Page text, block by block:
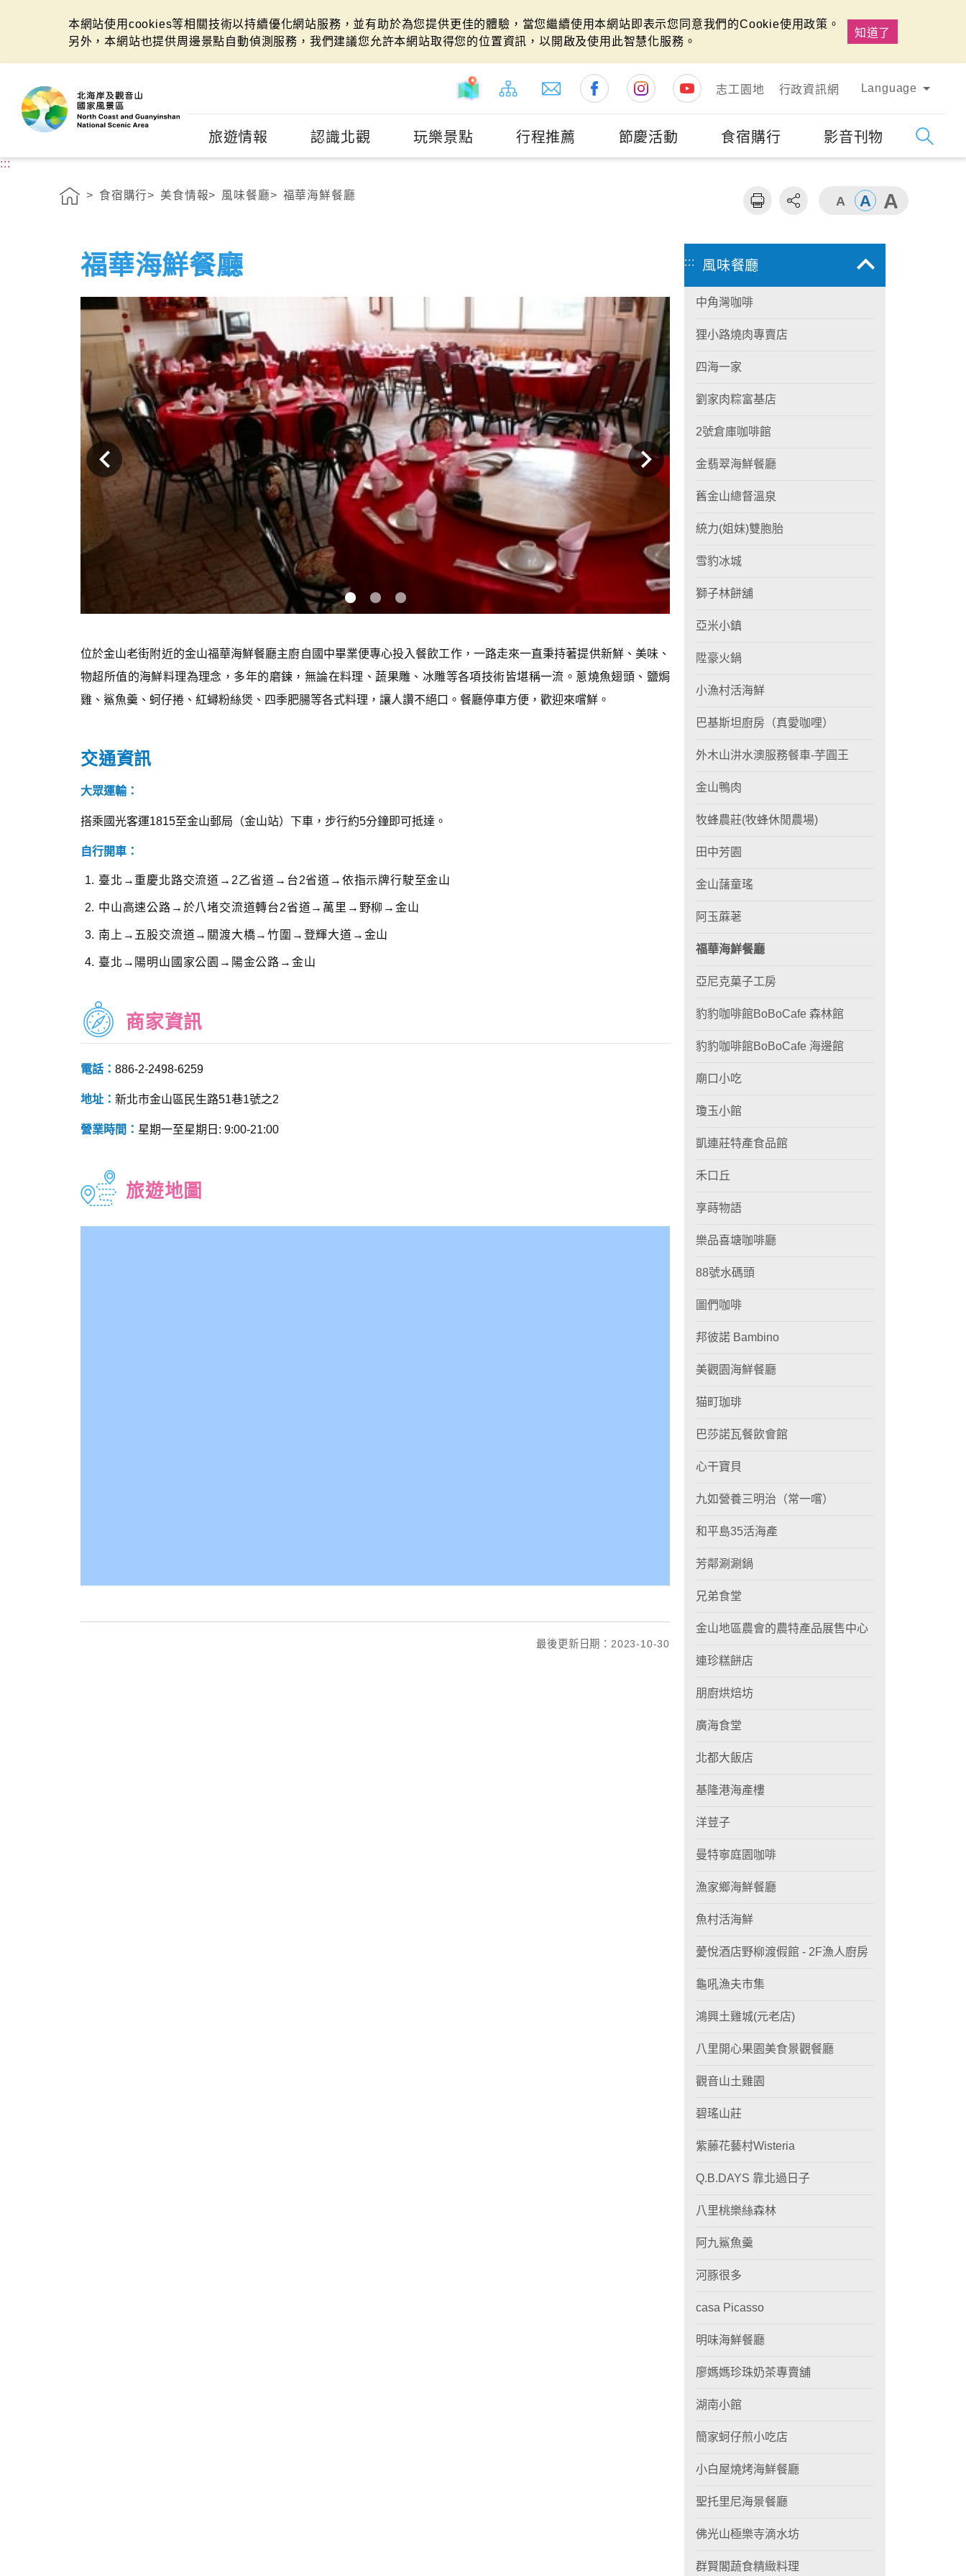
本網站使用cookies等相關技術以持續優化網站服務，並有助於為您提供更佳的體驗，當您繼續使用本網站即表示您同意我們的Cookie使用政策。
另外，本網站也提供周邊景點自動偵測服務，我們建議您允許本網站取得您的位置資訊，以開啟及使用此智慧化服務。
知道了
志工園地
行政資訊網 Language
旅遊情報 認識北觀 玩樂景點 行程推薦 節慶活動 食宿購行 影音刊物
:::
食宿購行 美食情報 風味餐廳 福華海鮮餐廳
福華海鮮餐廳
位於金山老街附近的金山福華海鮮餐廳主廚自國中畢業便專心投入餐飲工作，一路走來一直秉持著提供新鮮、美味、
物超所值的海鮮料理為理念，多年的磨鍊，無論在料理、蔬果雕、冰雕等各項技術皆堪稱一流。蔥燒魚翅頭、鹽焗
雞、鯊魚羹、蚵仔捲、紅蟳粉絲煲、四季肥腸等各式料理，讓人讚不絕口。餐廳停車方便，歡迎來嚐鮮。
交通資訊
大眾運輸：
搭乘國光客運1815至金山郵局（金山站）下車，步行約5分鐘即可抵達。
自行開車：
臺北→重慶北路交流道→2乙省道→台2省道→依指示牌行駛至金山
中山高速公路→於八堵交流道轉台2省道→萬里→野柳→金山
南上→五股交流道→關渡大橋→竹圍→登輝大道→金山
臺北→陽明山國家公園→陽金公路→金山
商家資訊
電話： 886-2-2498-6259
地址： 新北市金山區民生路51巷1號之2
營業時間： 星期一至星期日: 9:00-21:00
旅遊地圖
最後更新日期：2023-10-30
::: 風味餐廳
中角灣咖啡
狸小路燒肉專賣店
四海一家
劉家肉粽富基店
2號倉庫咖啡館
金翡翠海鮮餐廳
舊金山總督溫泉
統力(姐妹)雙胞胎
雪豹冰城
獅子林餅舖
亞米小鎮
陞豪火鍋
小漁村活海鮮
巴基斯坦廚房（真愛咖哩）
外木山汫水澳服務餐車-芋圓王
金山鴨肉
牧蜂農莊(牧蜂休閒農場)
田中芳園
金山藷童瑤
阿玉蔴荖
福華海鮮餐廳
亞尼克菓子工房
豹豹咖啡館BoBoCafe 森林館
豹豹咖啡館BoBoCafe 海邊館
廟口小吃
瓊玉小館
凱連莊特產食品館
禾口丘
享蒔物語
樂品喜塘咖啡廳
88號水碼頭
圖們咖啡
邦彼諾 Bambino
美觀園海鮮餐廳
猫町珈琲
巴莎諾瓦餐飲會館
心干寶貝
九如營養三明治（常一嚐）
和平島35活海產
芳鄰涮涮鍋
兄弟食堂
金山地區農會的農特產品展售中心
連珍糕餅店
朋廚烘焙坊
廣海食堂
北都大飯店
基隆港海產樓
洋荳子
曼特寧庭園咖啡
漁家鄉海鮮餐廳
魚村活海鮮
薆悅酒店野柳渡假館 - 2F漁人廚房
龜吼漁夫市集
鴻興土雞城(元老店)
八里開心果園美食景觀餐廳
觀音山土雞園
碧瑤山莊
紫藤花藝村Wisteria
Q.B.DAYS 靠北過日子
八里桃樂絲森林
阿九鯊魚羹
河豚很多
casa Picasso
明味海鮮餐廳
廖媽媽珍珠奶茶專賣舖
湖南小館
簡家蚵仔煎小吃店
小白屋燒烤海鮮餐廳
聖托里尼海景餐廳
佛光山極樂寺滴水坊
群賢閣蔬食精緻料理